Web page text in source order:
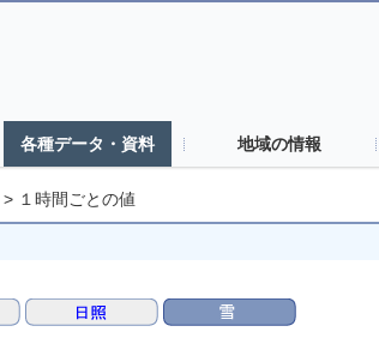
各種データ・資料 地域の情報
> １時間ごとの値